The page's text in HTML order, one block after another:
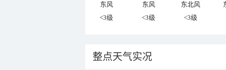
东风 东风 东北风
<3级
<3级 <3级
整点天气实况